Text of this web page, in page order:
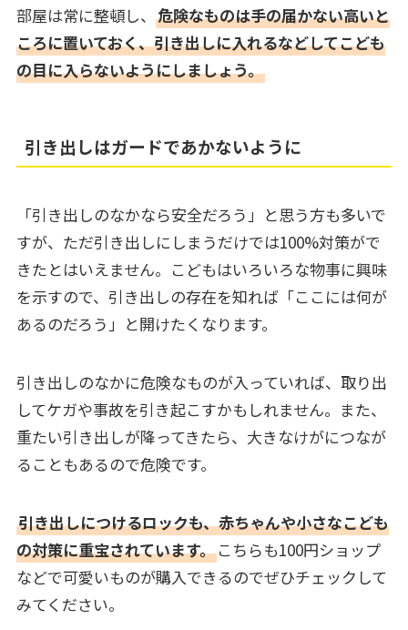
部屋は常に整頓し、 危険なものは手の届かない高いと
ころに置いておく、引き出しに入れるなどしてこども
の目に入らないようにしましょう。
引き出しはガードであかないように
「引き出しのなかなら安全だろう」と思う方も多いで
すが、ただ引き出しにしまうだけでは100%対策がで
きたとはいえません。こどもはいろいろな物事に興味
を示すので、引き出しの存在を知れば「ここには何が
あるのだろう」と開けたくなります。
引き出しのなかに危険なものが入っていれば、取り出
してケガや事故を引き起こすかもしれません。また、
重たい引き出しが降ってきたら、大きなけがにつなが
ることもあるので危険です。
引き出しにつけるロックも、赤ちゃんや小さなこども
の対策に重宝されています。こちらも100円ショップ
などで可愛いものが購入できるのでぜひチェックして
みてください。